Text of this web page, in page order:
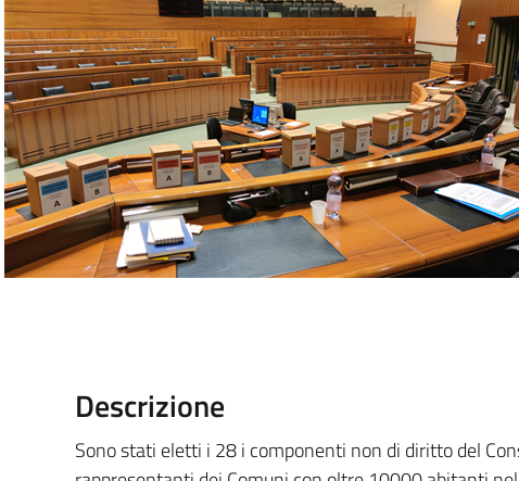
Descrizione
Sono stati eletti i 28 i componenti non di diritto del